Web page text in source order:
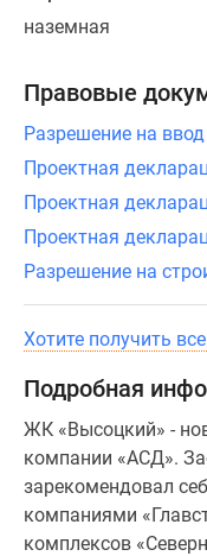
планировка
эркером
в
гостиной.
наземная
Правовые
Разрешение на
Проектная
Проектная
Проектная
Разрешение на
Хотите получить
Подробная
ЖК «Высоцкий» -
компании «АСД».
зарекомендовал
компаниями
комплексов